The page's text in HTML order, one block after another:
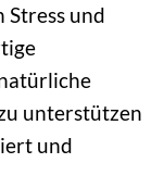
Stress und
unterstützen
und